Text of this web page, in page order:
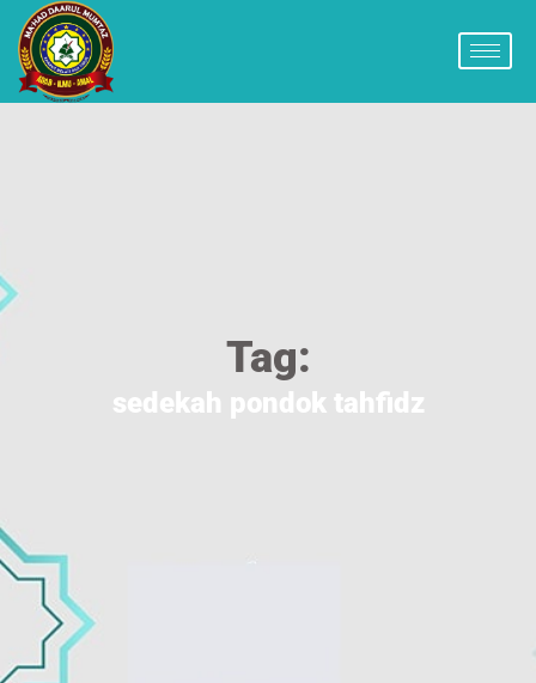
Tag:
sedekah pondok tahfidz